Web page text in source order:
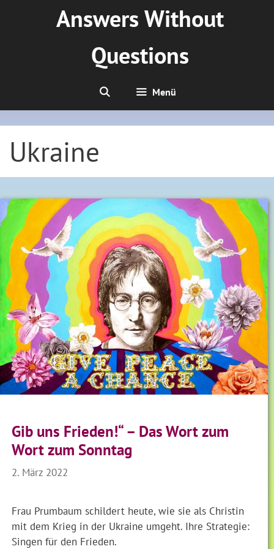
Answers Without
Questions
Menü
Ukraine
Gib uns Frieden!“ – Das Wort zum
Wort zum Sonntag
2. März 2022
Frau Prumbaum schildert heute, wie sie als Christin
mit dem Krieg in der Ukraine umgeht. Ihre Strategie:
Singen für den Frieden.